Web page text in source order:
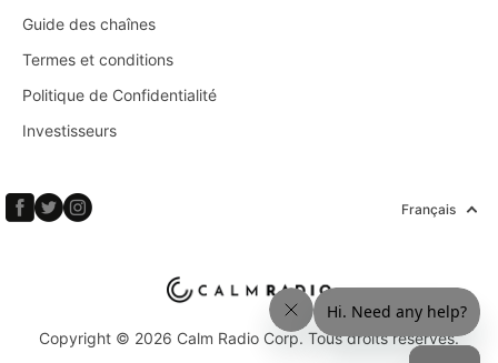
Guide des chaînes
Termes et conditions
Politique de Confidentialité
Investisseurs
Français
Copyright © 2026 Calm Radio Corp. Tous droits réservés.